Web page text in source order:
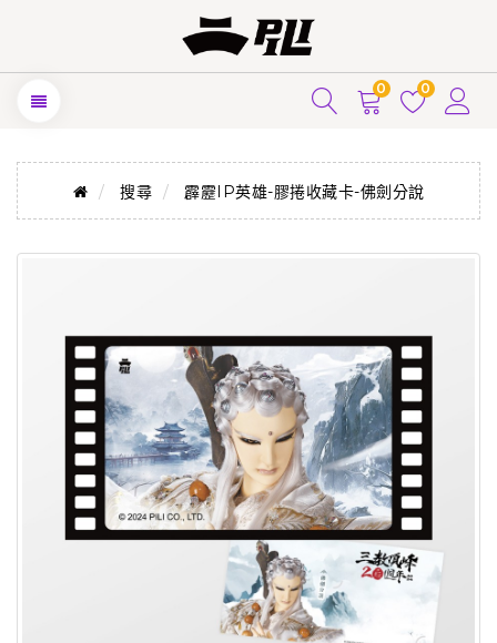
0 0
搜尋 霹靂IP英雄-膠捲收藏卡-佛劍分說